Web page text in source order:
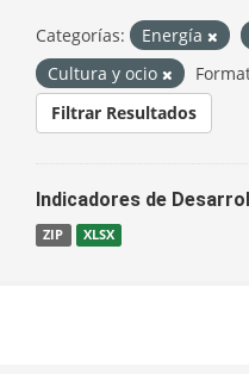
Categorías: Energía
Cultura y ocio
Filtrar Resultados
Indicadores de
ZIP XLSX